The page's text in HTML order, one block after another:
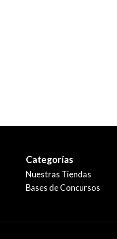
Categorías
Nuestras Tiendas
Bases de Concursos